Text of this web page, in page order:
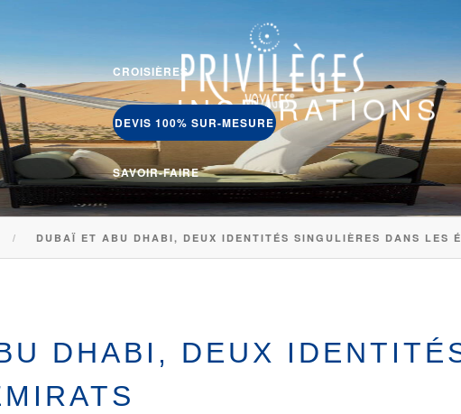
CROISIÈRES
DEVIS 100% SUR-MESURE
SAVOIR-FAIRE
INSPIRATIONS
DUBAÏ ET ABU DHABI, DEUX IDENTITÉS SINGULIÈRES DANS LES
DHABI, DEUX